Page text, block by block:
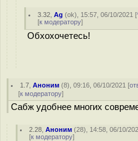
3.32 ,Ag (ok), 15:57, 06/10/2021 [
[к модератору]
Обхохочетесь!
1.7 ,Аноним (8), 09:16, 06/10/2021 [
[к модератору]
Сабж удобнее многих
2.28 ,Аноним (28), 14:58, 06/10/
[к модератору]